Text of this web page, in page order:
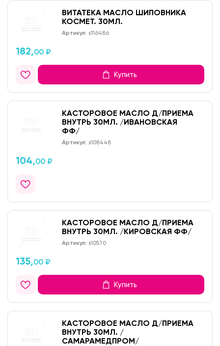
ВИТАТЕКА МАСЛО ШИПОВНИКА
КОСМЕТ. 30МЛ.
Артикул: s116486
182,00 ₽
Купить
КАСТОРОВОЕ МАСЛО Д/ПРИЕМА
ВНУТРЬ 30МЛ. /ИВАНОВСКАЯ
ФФ/
Артикул: s108448
104,00 ₽
КАСТОРОВОЕ МАСЛО Д/ПРИЕМА
ВНУТРЬ 30МЛ. /КИРОВСКАЯ ФФ/
Артикул: s10570
135,00 ₽
Купить
КАСТОРОВОЕ МАСЛО Д/ПРИЕМА
ВНУТРЬ 30МЛ. /
САМАРАМЕДПРОМ/